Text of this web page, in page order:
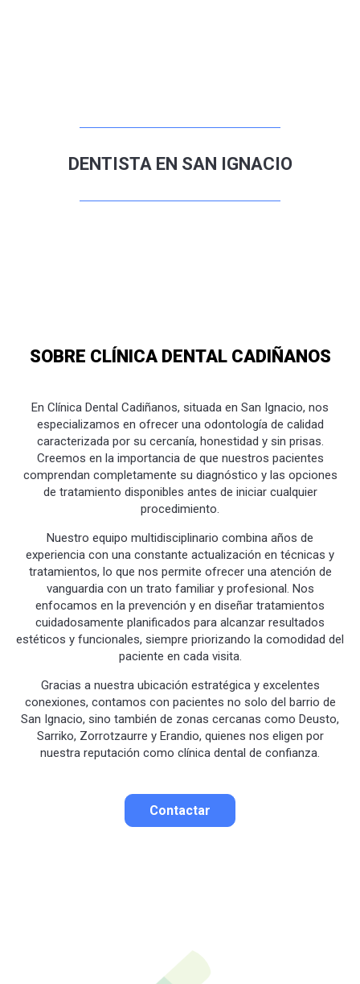
DENTISTA EN SAN IGNACIO
SOBRE CLÍNICA DENTAL CADIÑANOS
En Clínica Dental Cadiñanos, situada en San Ignacio, nos
especializamos en ofrecer una odontología de calidad
caracterizada por su cercanía, honestidad y sin prisas.
Creemos en la importancia de que nuestros pacientes
comprendan completamente su diagnóstico y las opciones
de tratamiento disponibles antes de iniciar cualquier
procedimiento.
Nuestro equipo multidisciplinario combina años de
experiencia con una constante actualización en técnicas y
tratamientos, lo que nos permite ofrecer una atención de
vanguardia con un trato familiar y profesional. Nos
enfocamos en la prevención y en diseñar tratamientos
cuidadosamente planificados para alcanzar resultados
estéticos y funcionales, siempre priorizando la comodidad del
paciente en cada visita.
Gracias a nuestra ubicación estratégica y excelentes
conexiones, contamos con pacientes no solo del barrio de
San Ignacio, sino también de zonas cercanas como Deusto,
Sarriko, Zorrotzaurre y Erandio, quienes nos eligen por
nuestra reputación como clínica dental de confianza.
Contactar